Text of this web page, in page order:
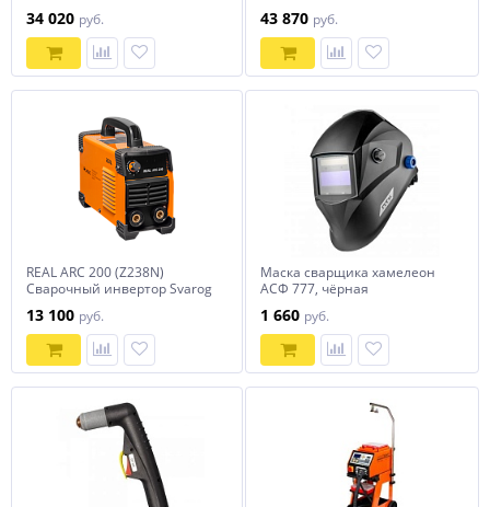
34 020 руб. 43 870 руб.
REAL ARC 200 (Z238N)
Сварочный инвертор Svarog
13 100 руб.
Маска сварщика хамелеон
АСФ 777, чёрная
1 660 руб.